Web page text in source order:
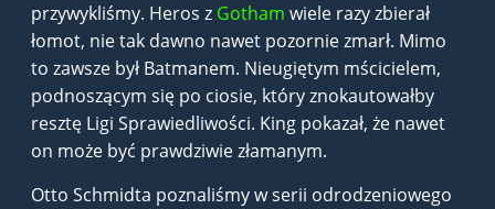
przywykliśmy. Heros z Gotham wiele razy zbierał
łomot, nie tak dawno nawet pozornie zmarł. Mimo
to zawsze był Batmanem. Nieugiętym mścicielem,
podnoszącym się po ciosie, który znokautowałby
resztę Ligi Sprawiedliwości. King pokazał, że nawet
on może być prawdziwie złamanym.
Otto Schmidta poznaliśmy w serii odrodzeniowego